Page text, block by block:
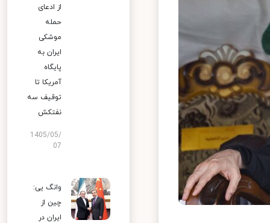
از ادعای
حمله
موشکی
ایران به
پایگاه
آمریکا تا
توقیف سه
نفتکش
1405/05/
07
وانگ یی:
چین از
ایران در